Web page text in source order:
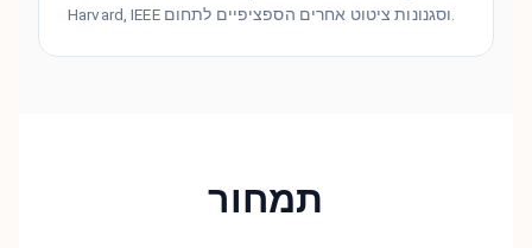
Harvard, IEEE וסגנונות ציטוט אחרים הספציפיים לתחום.
תמחור